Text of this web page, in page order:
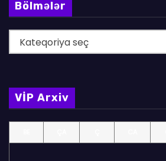
Bölmələr
ö
m
l
VİP Arxiv